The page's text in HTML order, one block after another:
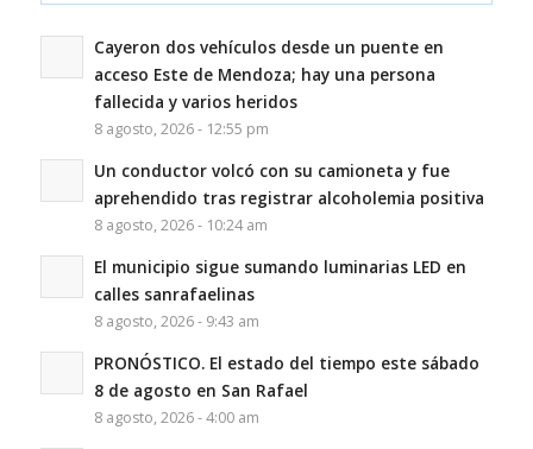
Cayeron dos vehículos desde un puente en
acceso Este de Mendoza; hay una persona
fallecida y varios heridos
8 agosto, 2026 - 12:55 pm
Un conductor volcó con su camioneta y fue
aprehendido tras registrar alcoholemia positiva
8 agosto, 2026 - 10:24 am
El municipio sigue sumando luminarias LED en
calles sanrafaelinas
8 agosto, 2026 - 9:43 am
PRONÓSTICO. El estado del tiempo este sábado
8 de agosto en San Rafael
8 agosto, 2026 - 4:00 am